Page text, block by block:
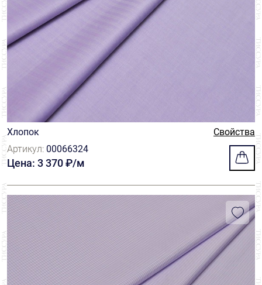
Хлопок
Свойства
Артикул: 00066324
Цена: 3 370 ₽/м